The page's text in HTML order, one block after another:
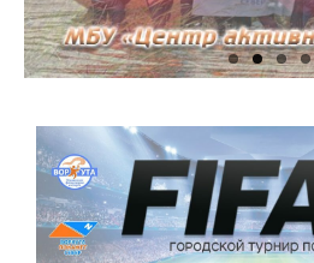
Противодействие коррупции
Задать вопрос